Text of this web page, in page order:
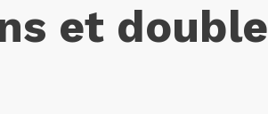
et double